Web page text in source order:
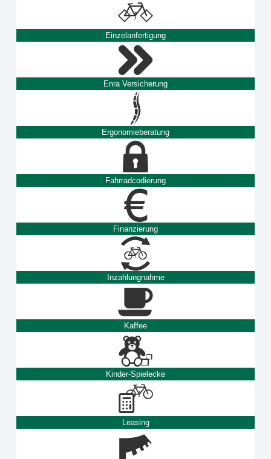
Einzelanfertigung
Enra Versicherung
Ergonomieberatung
Fahrradcodierung
Finanzierung
Inzahlungnahme
Kaffee
Kinder-Spielecke
Leasing